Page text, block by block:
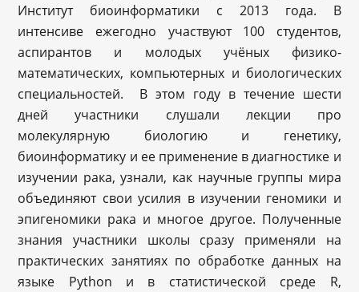
Институт биоинформатики с 2013 года. В
интенсиве ежегодно участвуют 100 студентов,
аспирантов и молодых учёных физико-
математических, компьютерных и биологических
специальностей. В этом году в течение шести
дней участники слушали лекции про
молекулярную биологию и генетику,
биоинформатику и ее применение в диагностике и
изучении рака, узнали, как научные группы мира
объединяют свои усилия в изучении геномики и
эпигеномики рака и многое другое. Полученные
знания участники школы сразу применяли на
практических занятиях по обработке данных на
языке Python и в статистической среде R,